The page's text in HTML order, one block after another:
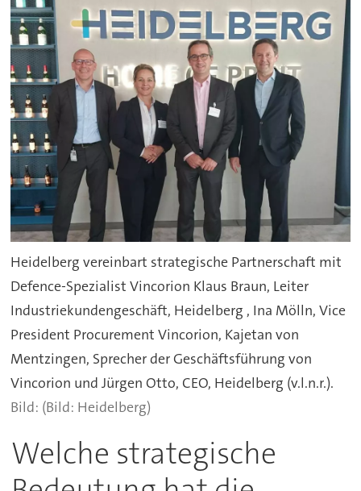
Heidelberg vereinbart strategische Partnerschaft mit
Defence-Spezialist Vincorion Klaus Braun, Leiter
Industriekundengeschäft, Heidelberg , Ina Mölln, Vice
President Procurement Vincorion, Kajetan von
Mentzingen, Sprecher der Geschäftsführung von
Vincorion und Jürgen Otto, CEO, Heidelberg (v.l.n.r.).
(Bild: Heidelberg)
Welche strategische